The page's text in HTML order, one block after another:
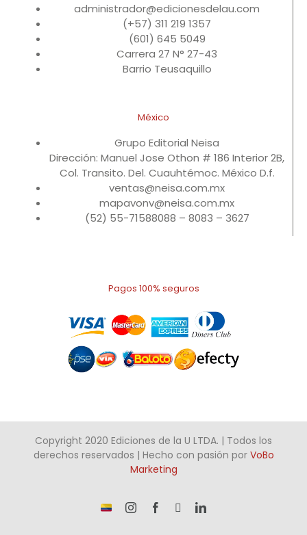
administrador@edicionesdelau.com
(+57) 311 219 1357
(601) 645 5049
Carrera 27 N° 27-43
Barrio Teusaquillo
México
Grupo Editorial Neisa
Dirección: Manuel Jose Othon # 186 Interior 2B,
Col. Transito. Del. Cuauhtémoc. México D.f.
ventas@neisa.com.mx
mapavonv@neisa.com.mx
(52) 55-71588088 – 8083 – 3627
Pagos 100% seguros
Copyright 2020 Ediciones de la U LTDA. | Todos los
derechos reservados | Hecho con pasión por VoBo
Marketing
¡Somos InstagramFacebook LinkedIn